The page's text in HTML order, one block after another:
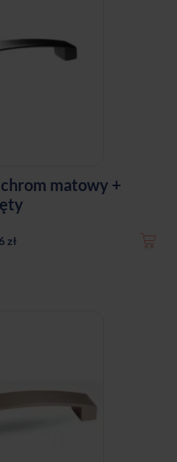
matowy +
zł